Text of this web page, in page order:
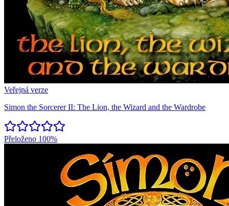
Veřejná verze
Simon the Sorcerer II: The Lion, the Wizard and the Wardrobe
Přeloženo 100%